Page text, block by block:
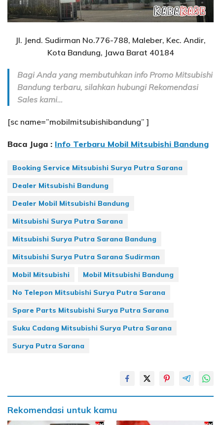
Jl. Jend. Sudirman No.776-788, Maleber, Kec. Andir,
Kota Bandung, Jawa Barat 40184
Bagi Anda yang membutuhkan info Promo Mitsubishi
Bandung terbaru, silahkan hubungi Rekomendasi
Sales kami…
[sc name=”mobilmitsubishibandung” ]
Baca Juga : Info Terbaru Mobil Mitsubishi Bandung
Booking Service Mitsubishi Surya Putra Sarana
Dealer Mitsubishi Bandung
Dealer Mobil Mitsubishi Bandung
Mitsubishi Surya Putra Sarana
Mitsubishi Surya Putra Sarana Bandung
Mitsubishi Surya Putra Sarana Sudirman
Mobil Mitsubishi
Mobil Mitsubishi Bandung
No Telepon Mitsubishi Surya Putra Sarana
Spare Parts Mitsubishi Surya Putra Sarana
Suku Cadang Mitsubishi Surya Putra Sarana
Surya Putra Sarana
Rekomendasi untuk kamu